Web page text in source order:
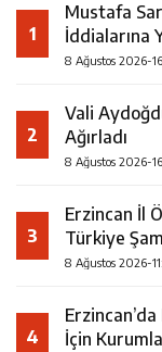
1
Mustafa
İddialarına
8 Ağustos 2026-
2
Vali
Ağırladı
8 Ağustos 2026-
3
Erzincan İl
Türkiye
8 Ağustos 2026-
4
İçin